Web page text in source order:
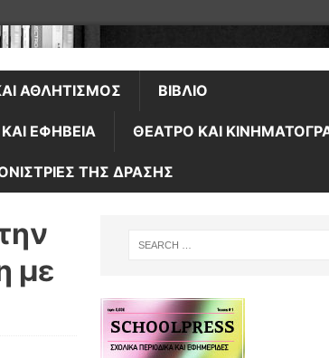
ΑΘΛΗΤΙΣΜΌΣ ΒΙΒΛΊΟ
ΕΦΗΒΕΊΑ ΘΈΑΤΡΟ ΚΑΙ
ΤΗΣ ΔΡΑΣΗΣ
με